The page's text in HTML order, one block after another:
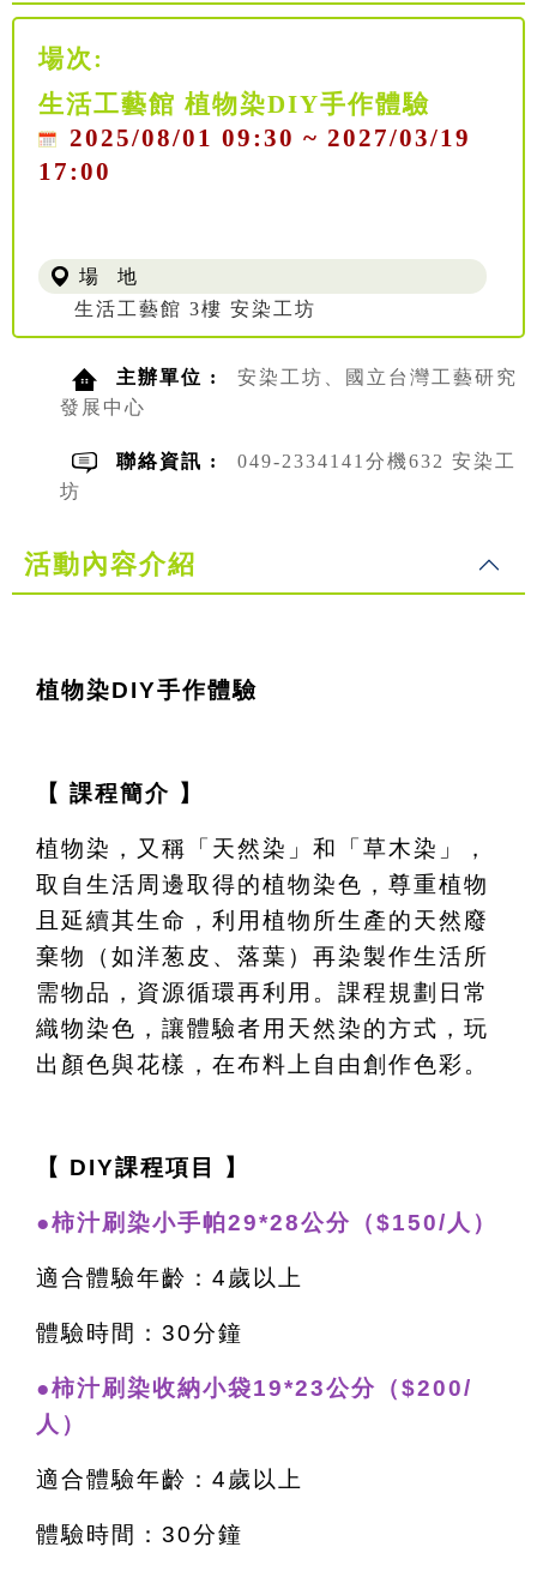
場次:
生活工藝館 植物染DIY手作體驗
2025/08/01 09:30 ~ 2027/03/19
17:00
場 地
生活工藝館 3樓 安染工坊
主辦單位 :
安染工坊、國立台灣工藝研究
發展中心
聯絡資訊 :
049-2334141分機632 安染工
坊
活動內容介紹
植物染DIY手作體驗
【 課程簡介 】
植物染，又稱「天然染」和「草木染」，
取自生活周邊取得的植物染色，尊重植物
且延續其生命，利用植物所生產的天然廢
棄物（如洋葱皮、落葉）再染製作生活所
需物品，資源循環再利用。課程規劃日常
織物染色，讓體驗者用天然染的方式，玩
出顏色與花樣，在布料上自由創作色彩。
【 DIY課程項目 】
●柿汁刷染小手帕29*28公分（$150/人）
適合體驗年齡：4歲以上
體驗時間：30分鐘
●柿汁刷染收納小袋19*23公分（$200/
人）
適合體驗年齡：4歲以上
體驗時間：30分鐘